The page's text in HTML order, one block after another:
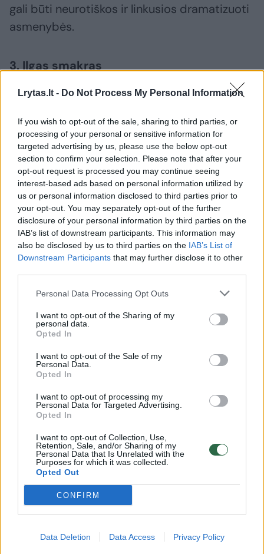
Lrytas.lt - Do Not Process My Personal Information
If you wish to opt-out of the sale, sharing to third parties, or
processing of your personal or sensitive information for
targeted advertising by us, please use the below opt-out
section to confirm your selection. Please note that after your
opt-out request is processed you may continue seeing
interest-based ads based on personal information utilized by
us or personal information disclosed to third parties prior to
your opt-out. You may separately opt-out of the further
disclosure of your personal information by third parties on the
IAB’s list of downstream participants. This information may
also be disclosed by us to third parties on the IAB’s List of
Downstream Participants that may further disclose it to other
Personal Data Processing Opt Outs
I want to opt-out of the Sharing of my
personal data.
Opted In
I want to opt-out of the Sale of my
Personal Data.
Opted In
I want to opt-out of processing my
Personal Data for Targeted Advertising.
Opted In
I want to opt-out of Collection, Use,
Retention, Sale, and/or Sharing of my
Personal Data that Is Unrelated with the
Purposes for which it was collected.
Opted Out
CONFIRM
Data Deletion Data Access Privacy Policy
gali būti neurotiškos ir linkusios dramatizuoti
asmenybės.
3. Ilgas smakras
lengvai bendraujantys ir labai draugiški
Paprastai šie žmonės turi didelę šeimą.
4. Apvalus smakras
Žmonės su tokiu smakru yra labai emocingi.
Viską grindžia savo jausmais. Be to, jie labai
optimistiški. Turi daug draugų ir jiems labai
sekasi gyvenime. Senovės kinai tikėjo, kad šie
žmonės labai daug dirbo ankstesniuose
laimingu gyvenimu.
5. Atsikišęs smakras
Jeigu žvelgiant iš šono jūsų smakras kiek
išsikišęs, tai reiškia, kad jūs pasitikite savimi
ir kad jums labai patinka jūsų darbas. Bet
tokiems žmonėms gali būti sunku išreikšti
savo jausmus.